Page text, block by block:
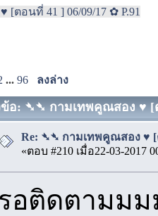
อนที่ 41 ] 06/09/17 ✿ P.91
...96 ลงล่าง
อ: ➴➴ กามเทพคูณสอง ♥ [ต
Re: ➴➴ กามเทพคูณสอง ♥ [
«ตอบ #210 เมื่อ22-03-2017
อติดตามม